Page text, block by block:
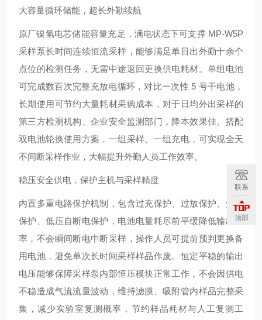
大容量循环储能，超长外勤续航
原厂镍氢电芯储能容量充足，满电状态下可支撑 MP-W5P
采样泵长时间连续恒流采样，能够满足单日出外勤十余个
点位的检测任务，无需中途返回更换供电耗材。单组电池
可完成数百次完整充放电循环，对比一次性 5 号干电池，
长期使用可节约大量耗材采购成本，对于日均外出采样的
第三方检测机构、企业安全监测部门，降本效果佳。搭配
双电池轮换使用方案，一组采样、一组充电，可实现全天
不间断采样作业，大幅提升外勤人员工作效率。
稳压安全供电，保护主机与采样精度
内置多重电路保护机制，包含过充保护、过放保护、短路
保护、低压自断电保护，电池电量耗尽前平缓降低输出功
率，不会瞬间断电中断采样，操作人员可提前预判更换备
用电池，避免单次长时间采样样品作废。恒定平稳的输出
电压能够保障采样泵内部恒压模块正常工作，不会因供电
不稳造成气流流量波动，维持滤膜、吸附管内样品完整采
集，减少实验室复测概率，节约样品耗材与人工复测工
联系
顶部